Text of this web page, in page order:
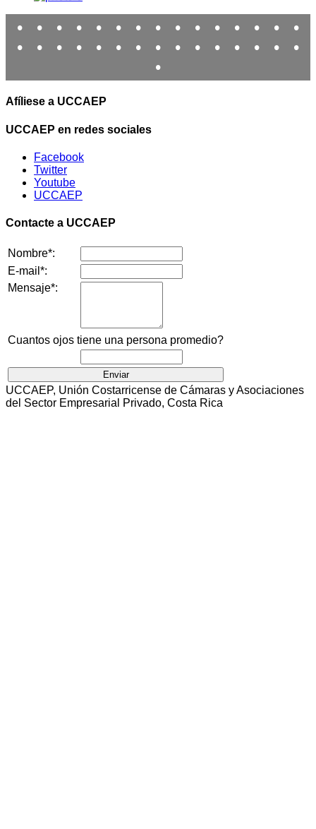
• • • • • • • • • • • • • •
•
•
• • • • • • • • • • • • •
•
•
Afíliese a UCCAEP
UCCAEP en redes sociales
Facebook
Twitter
Youtube
UCCAEP
Contacte a UCCAEP
Nombre*:
E-mail*:
Mensaje*:
Cuantos ojos tiene una persona promedio?
UCCAEP, Unión Costarricense de Cámaras y Asociaciones
del Sector Empresarial Privado, Costa Rica